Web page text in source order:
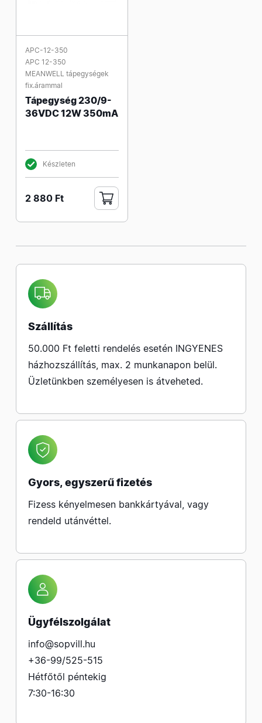
APC-12-350
APC 12-350
MEANWELL tápegységek
fix.árammal
Tápegység 230/9-
36VDC 12W 350mA
Készleten
2 880 Ft
Szállítás
50.000 Ft feletti rendelés esetén INGYENES
házhozszállítás, max. 2 munkanapon belül.
Üzletünkben személyesen is átveheted.
Gyors, egyszerű fizetés
Fizess kényelmesen bankkártyával, vagy
rendeld utánvéttel.
Ügyfélszolgálat
info@sopvill.hu
+36-99/525-515
Hétfőtől péntekig
7:30-16:30